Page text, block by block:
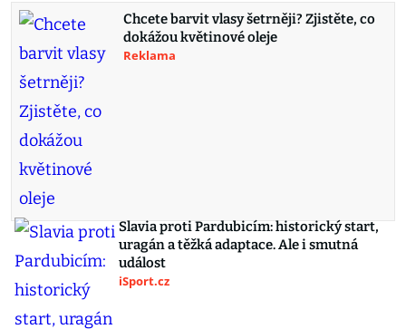
Chcete barvit vlasy šetrněji? Zjistěte, co
dokážou květinové oleje
Reklama
Slavia proti Pardubicím: historický start,
uragán a těžká adaptace. Ale i smutná
událost
iSport.cz